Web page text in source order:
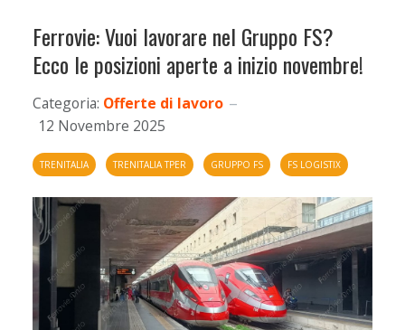
Ferrovie: Vuoi lavorare nel Gruppo FS?
Ecco le posizioni aperte a inizio novembre!
Categoria: Offerte di lavoro
12 Novembre 2025
TRENITALIA TRENITALIA TPER GRUPPO FS FS LOGISTIX